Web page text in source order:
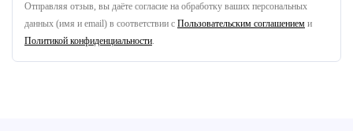
Отправляя отзыв, вы даёте согласие на обработку ваших персональных
данных (имя и email) в соответствии с Пользовательским соглашением и
Политикой конфиденциальности.